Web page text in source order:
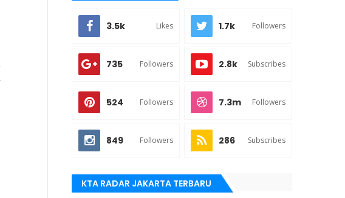
3.5k Likes 1.7k Followers
735 Followers 2.8k Subscribes
524 Followers 7.3m Followers
849 Followers 286 Subscribes
KTA RADAR JAKARTA TERBARU